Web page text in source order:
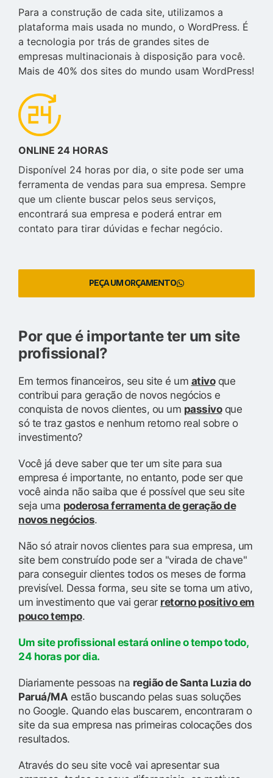
Para a construção de cada site, utilizamos a
plataforma mais usada no mundo, o WordPress. É
a tecnologia por trás de grandes sites de
empresas multinacionais à disposição para você.
Mais de 40% dos sites do mundo usam WordPress!
ONLINE 24 HORAS
Disponível 24 horas por dia, o site pode ser uma
ferramenta de vendas para sua empresa. Sempre
que um cliente buscar pelos seus serviços,
encontrará sua empresa e poderá entrar em
contato para tirar dúvidas e fechar negócio.
PEÇA UM ORÇAMENTO
Por que é importante ter um site
profissional?
Em termos financeiros, seu site é um ativoque
contribui para geração de novos negócios e
conquista de novos clientes, ou um passivoque
só te traz gastos e nenhum retorno real sobre o
investimento?
Você já deve saber que ter um site para sua
empresa é importante, no entanto, pode ser que
você ainda não saiba que é possível que seu site
seja uma poderosa ferramenta de geração de
novos negócios.
Não só atrair novos clientes para sua empresa, um
site bem construído pode ser a "virada de chave"
para conseguir clientes todos os meses de forma
previsível. Dessa forma, seu site se torna um ativo,
um investimento que vai gerar retorno positivo em
pouco tempo.
Um site profissional estará online o tempo todo,
24 horas por dia.
Diariamente pessoas na região de Santa Luzia do
Paruá/MA estão buscando pelas suas soluções
no Google. Quando elas buscarem, encontraram o
site da sua empresa nas primeiras colocações dos
resultados.
Através do seu site você vai apresentar sua